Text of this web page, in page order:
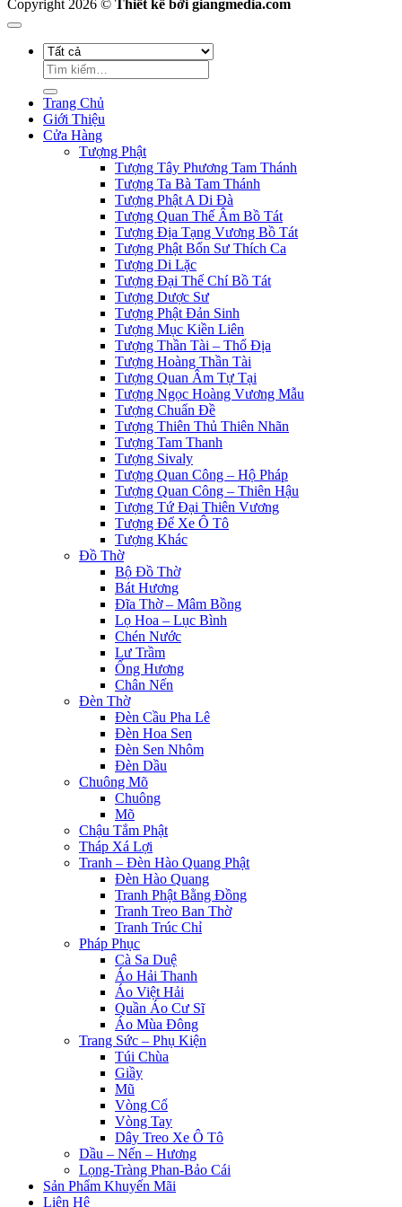
Copyright 2026 © Thiết kế bởi giangmedia.com
Tìm
kiếm:
Trang Chủ
Giới Thiệu
Cửa Hàng
Tượng Phật
Tượng Tây Phương Tam Thánh
Tượng Ta Bà Tam Thánh
Tượng Phật A Di Đà
Tượng Quan Thế Âm Bồ Tát
Tượng Địa Tạng Vương Bồ Tát
Tượng Phật Bổn Sư Thích Ca
Tượng Di Lặc
Tượng Đại Thế Chí Bồ Tát
Tượng Dược Sư
Tượng Phật Đản Sinh
Tượng Mục Kiền Liên
Tượng Thần Tài – Thổ Địa
Tượng Hoàng Thần Tài
Tượng Quan Âm Tự Tại
Tượng Ngọc Hoàng Vương Mẫu
Tượng Chuẩn Đề
Tượng Thiên Thủ Thiên Nhãn
Tượng Tam Thanh
Tượng Sivaly
Tượng Quan Công – Hộ Pháp
Tượng Quan Công – Thiên Hậu
Tượng Tứ Đại Thiên Vương
Tượng Để Xe Ô Tô
Tượng Khác
Đồ Thờ
Bộ Đồ Thờ
Bát Hương
Đĩa Thờ – Mâm Bồng
Lọ Hoa – Lục Bình
Chén Nước
Lư Trầm
Ống Hương
Chân Nến
Đèn Thờ
Đèn Cầu Pha Lê
Đèn Hoa Sen
Đèn Sen Nhôm
Đèn Dầu
Chuông Mõ
Chuông
Mõ
Chậu Tắm Phật
Tháp Xá Lợi
Tranh – Đèn Hào Quang Phật
Đèn Hào Quang
Tranh Phật Bằng Đồng
Tranh Treo Ban Thờ
Tranh Trúc Chỉ
Pháp Phục
Cà Sa Duệ
Áo Hải Thanh
Áo Việt Hải
Quần Áo Cư Sĩ
Áo Mùa Đông
Trang Sức – Phụ Kiện
Túi Chùa
Giầy
Mũ
Vòng Cổ
Vòng Tay
Dây Treo Xe Ô Tô
Dầu – Nến – Hương
Lọng-Tràng Phan-Bảo Cái
Sản Phẩm Khuyến Mãi
Liên Hệ